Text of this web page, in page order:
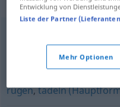
(etwas) abschlagen,
rügen,tadeln
Entwicklung von
Liste der Partner
Mehr Optionen